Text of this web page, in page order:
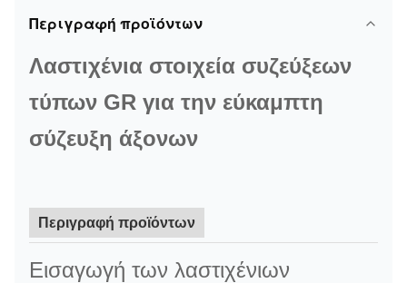
Περιγραφή προϊόντων
Λαστιχένια στοιχεία συζεύξεων
τύπων GR για την εύκαμπτη
σύζευξη άξονων
Περιγραφή προϊόντων
Εισαγωγή των λαστιχένιων